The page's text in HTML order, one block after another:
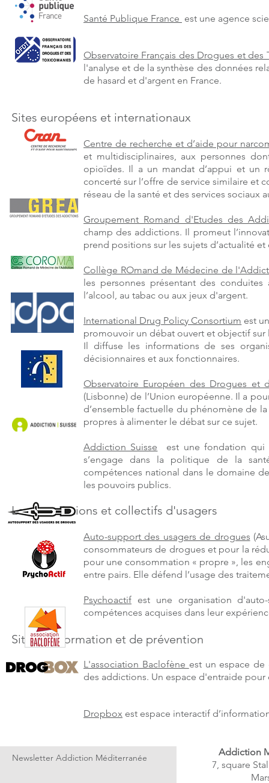
Santé Publique France est une agence
Observatoire Français des Drogues et des
l'analyse et de la synthèse des données
de hasard et d'argent en France.
Sites européens et internationaux
Centre de recherche et d’aide pour
et multidisciplinaires, aux personnes
opioïdes. Il a un mandat d’appui et un
concerté sur l’offre de service similaire et
réseau de la santé et des services
Groupement Romand d'Etudes des
champ des addictions. Il promeut
prend positions sur les sujets d’actualité
Collège ROmand de Médecine de
les personnes présentant des
l’alcool, au tabac ou aux jeux d'argent.
International Drug Policy Consortium est
promouvoir un débat ouvert et objectif
Il diffuse les informations de ses
décisionnaires et aux fonctionnaires.
Observatoire Européen des Drogues et
(Lisbonne) de l’Union européenne. Il a
d’ensemble factuelle du phénomène de
propres à alimenter le débat sur ce sujet.
Addiction Suisse est une fondation qui
s’engage dans la politique de la
compétences national dans le domaine
les pouvoirs publics.
Les associations et collectifs d'usagers
Auto-support des usagers de drogues
consommateurs de drogues et pour la
pour une consommation « propre », les
entre pairs. Elle défend l’usage des
Psychoactif est une organisation
compétences acquises dans leur
Sites d'information et de prévention
L'association Baclofène est un espace
des addictions. Un espace d'entraide
Dropbox est espace interactif
Newsletter Addiction Méditerranée
Addiction
7, square